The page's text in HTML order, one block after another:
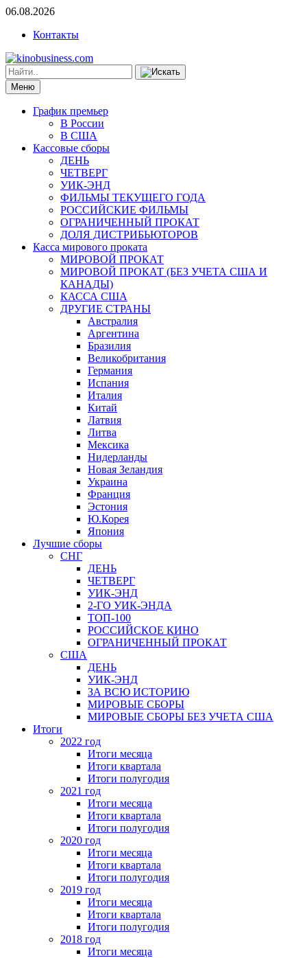
06.08.2026
Контакты
Меню
График премьер
В России
В США
Кассовые сборы
ДЕНЬ
ЧЕТВЕРГ
УИК-ЭНД
ФИЛЬМЫ ТЕКУЩЕГО ГОДА
РОССИЙСКИЕ ФИЛЬМЫ
ОГРАНИЧЕННЫЙ ПРОКАТ
ДОЛЯ ДИСТРИБЬЮТОРОВ
Касса мирового проката
МИРОВОЙ ПРОКАТ
МИРОВОЙ ПРОКАТ (БЕЗ УЧЕТА США И
КАНАДЫ)
КАССА США
ДРУГИЕ СТРАНЫ
Австралия
Аргентина
Бразилия
Великобритания
Германия
Испания
Италия
Китай
Латвия
Литва
Мексика
Нидерланды
Новая Зеландия
Украина
Франция
Эстония
Ю.Корея
Япония
Лучшие сборы
СНГ
ДЕНЬ
ЧЕТВЕРГ
УИК-ЭНД
2-ГО УИК-ЭНДА
ТОП-100
РОССИЙСКОЕ КИНО
ОГРАНИЧЕННЫЙ ПРОКАТ
США
ДЕНЬ
УИК-ЭНД
ЗА ВСЮ ИСТОРИЮ
МИРОВЫЕ СБОРЫ
МИРОВЫЕ СБОРЫ БЕЗ УЧЕТА США
Итоги
2022 год
Итоги месяца
Итоги квартала
Итоги полугодия
2021 год
Итоги месяца
Итоги квартала
Итоги полугодия
2020 год
Итоги месяца
Итоги квартала
Итоги полугодия
2019 год
Итоги месяца
Итоги квартала
Итоги полугодия
2018 год
Итоги месяца